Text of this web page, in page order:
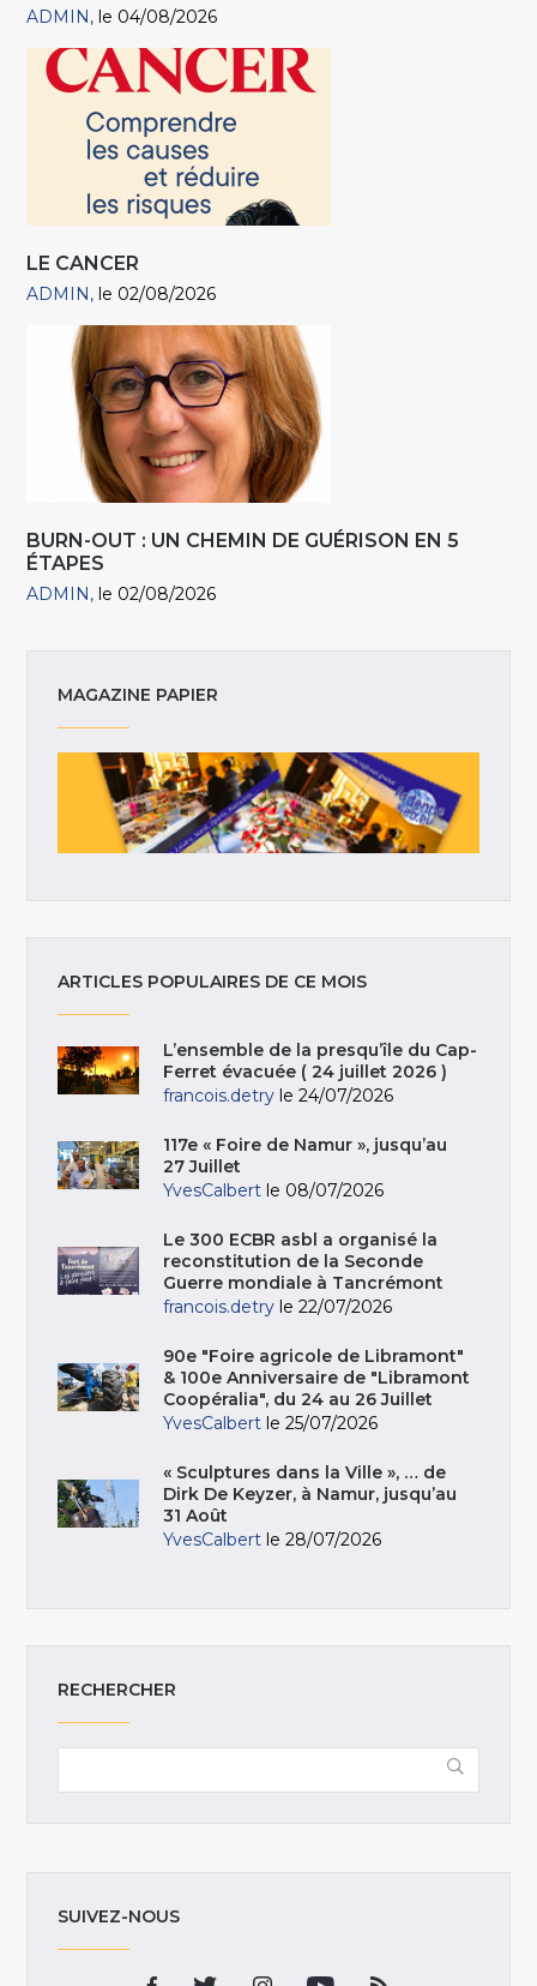
ADMIN le 04/08/2026
LE CANCER
ADMIN le 02/08/2026
BURN-OUT : UN CHEMIN DE GUÉRISON EN 5
ÉTAPES
ADMIN le 02/08/2026
MAGAZINE PAPIER
ARTICLES POPULAIRES DE CE MOIS
L’ensemble de la presqu’île du Cap-
Ferret évacuée ( 24 juillet 2026 )
francois.detry le 24/07/2026
117e « Foire de Namur », jusqu’au
27 Juillet
YvesCalbert le 08/07/2026
Le 300 ECBR asbl a organisé la
reconstitution de la Seconde
Guerre mondiale à Tancrémont
francois.detry le 22/07/2026
90e "Foire agricole de Libramont"
& 100e Anniversaire de "Libramont
Coopéralia", du 24 au 26 Juillet
YvesCalbert le 25/07/2026
« Sculptures dans la Ville », … de
Dirk De Keyzer, à Namur, jusqu’au
31 Août
YvesCalbert le 28/07/2026
RECHERCHER
SUIVEZ-NOUS